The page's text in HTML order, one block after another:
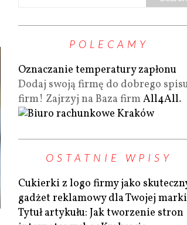
POLECAMY
Oznaczanie temperatury zapłonu
Dodaj swoją firmę do dobrego
firm! Zajrzyj na Baza firmAll4All.
OSTATNIE WPISY
Cukierki z logo firmy jako
gadżet reklamowy dla Twojej marki
Tytuł artykułu: Jak tworzenie stron